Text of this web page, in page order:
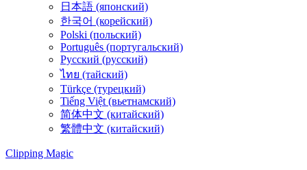
日本語 (японский)
한국어 (корейский)
Polski (польский)
Português (португальский)
Русский (русский)
ไทย (тайский)
Türkçe (турецкий)
Tiếng Việt (вьетнамский)
简体中文 (китайский)
繁體中文 (китайский)
Clipping Magic